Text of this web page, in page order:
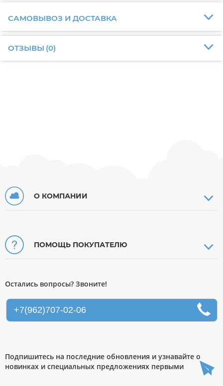
САМОВЫВОЗ И ДОСТАВКА
ОТЗЫВЫ (0)
О КОМПАНИИ
ПОМОЩЬ ПОКУПАТЕЛЮ
Остались вопросы? Звоните!
+7(962)707-02-06
Подпишитесь на последние обновления и узнавайте о
новинках и специальных предложениях первыми